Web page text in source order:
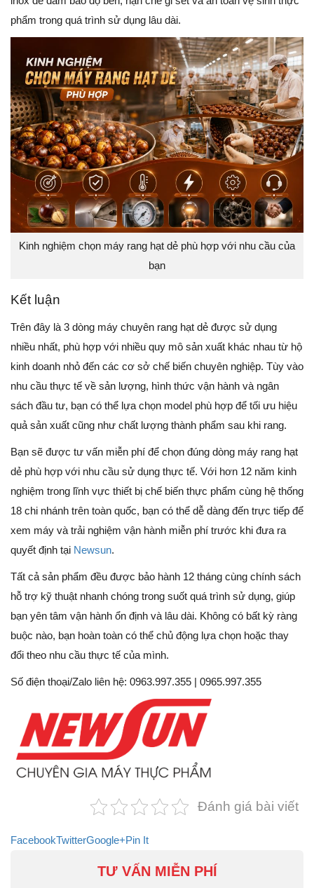
phẩm trong quá trình sử dụng lâu dài.
Kinh nghiệm chọn máy rang hạt dẻ phù hợp với nhu cầu của
bạn
Kết luận
Trên đây là 3 dòng máy chuyên rang hạt dẻ được sử dụng
nhiều nhất, phù hợp với nhiều quy mô sản xuất khác nhau từ hộ
kinh doanh nhỏ đến các cơ sở chế biến chuyên nghiệp. Tùy vào
nhu cầu thực tế về sản lượng, hình thức vận hành và ngân
sách đầu tư, bạn có thể lựa chọn model phù hợp để tối ưu hiệu
quả sản xuất cũng như chất lượng thành phẩm sau khi rang.
Bạn sẽ được tư vấn miễn phí để chọn đúng dòng máy rang hạt
dẻ phù hợp với nhu cầu sử dụng thực tế. Với hơn 12 năm kinh
nghiệm trong lĩnh vực thiết bị chế biến thực phẩm cùng hệ thống
18 chi nhánh trên toàn quốc, bạn có thể dễ dàng đến trực tiếp để
xem máy và trải nghiệm vận hành miễn phí trước khi đưa ra
quyết định tại Newsun.
Tất cả sản phẩm đều được bảo hành 12 tháng cùng chính sách
hỗ trợ kỹ thuật nhanh chóng trong suốt quá trình sử dụng, giúp
bạn yên tâm vận hành ổn định và lâu dài. Không có bất kỳ ràng
buộc nào, bạn hoàn toàn có thể chủ động lựa chọn hoặc thay
đổi theo nhu cầu thực tế của mình.
Số điện thoại/Zalo liên hệ: 0963.997.355 | 0965.997.355
Đánh giá bài viết
FacebookTwitterGoogle+Pin It
TƯ VẤN MIỄN PHÍ